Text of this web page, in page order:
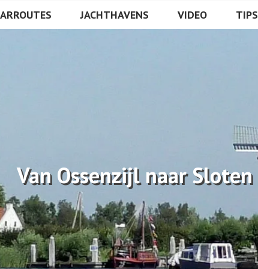
JACHTHAVENS VIDEO TIPS
Van Ossenzijl naar Sloten